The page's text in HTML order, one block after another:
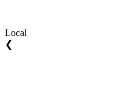
Local
❮